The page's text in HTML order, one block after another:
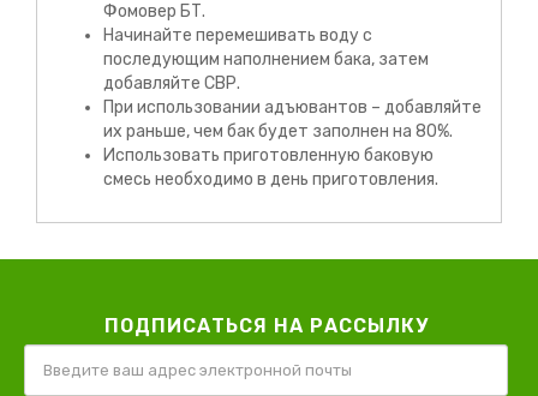
Фомовер БТ.
Начинайте перемешивать воду с
последующим наполнением бака, затем
добавляйте СВР.
При использовании адъювантов – добавляйте
их раньше, чем бак будет заполнен на 80%.
Использовать приготовленную баковую
смесь необходимо в день приготовления.
ПОДПИСАТЬСЯ НА РАССЫЛКУ